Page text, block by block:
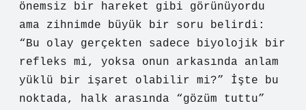
önemsiz bir hareket gibi görünüyordu
ama zihnimde büyük bir soru belirdi:
“Bu olay gerçekten sadece biyolojik bir
refleks mi, yoksa onun arkasında anlam
yüklü bir işaret olabilir mi?” İşte bu
noktada, halk arasında “gözüm tuttu”